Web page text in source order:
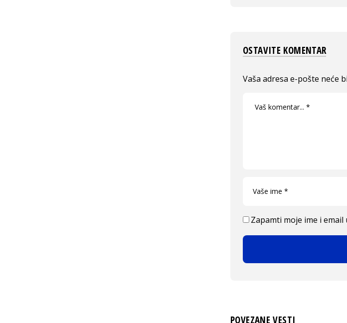
OSTAVITE KOMENTAR
Vaša adresa e-pošte neće
Zapamti moje ime i
POVEZANE VESTI